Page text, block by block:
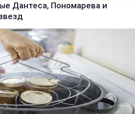
Дантеса, Пономарева и